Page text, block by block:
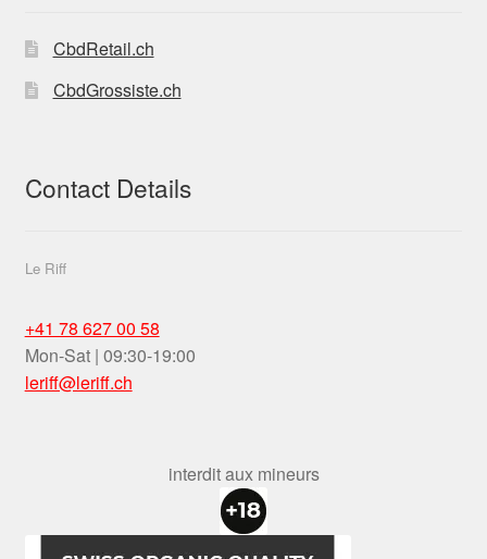
CbdRetail.ch
CbdGrossiste.ch
Contact Details
Le Riff
+41 78 627 00 58
Mon-Sat | 09:30-19:00
leriff@leriff.ch
interdit aux mineurs